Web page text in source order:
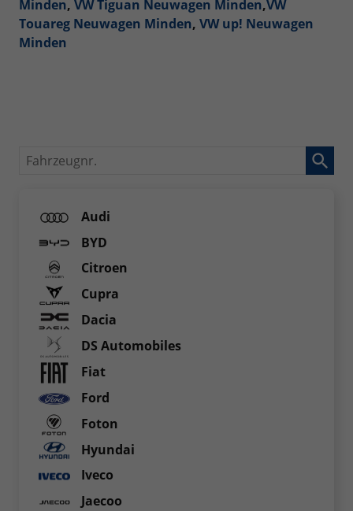
Minden, VW Tiguan Neuwagen Minden,VW
Touareg Neuwagen Minden, VW up! Neuwagen
Minden
Fahrzeugnr.
Audi
BYD
Citroen
Cupra
Dacia
DS Automobiles
Fiat
Ford
Foton
Hyundai
Iveco
Jaecoo